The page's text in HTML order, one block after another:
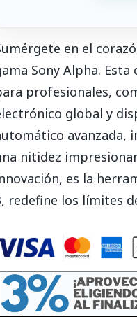
en el
Sony Alpha.
profesionales,
global y
avanzada,
nitidez
es la
redefine los límites